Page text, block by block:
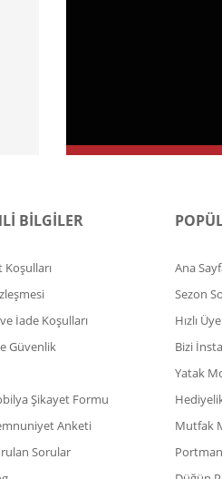
BİLGİLER
Koşulları
İade Koşulları
Güvenlik
Şikayet Formu
Anketi
Sorular
Ana
Sezon
Hızlı
Bizi
Yatak
Mutfak